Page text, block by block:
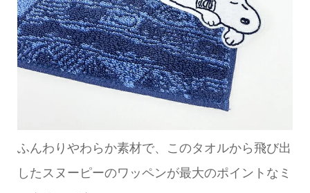
ふんわりやわらか素材で、このタオルから飛び出
したスヌーピーのワッペンが最大のポイントなミ